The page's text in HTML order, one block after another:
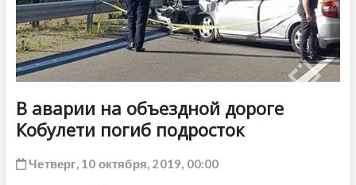
В аварии на объездной дороге
Кобулети погиб подросток
Четверг, 10 октября, 2019, 00:00